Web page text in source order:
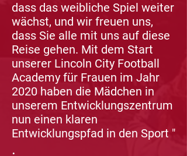
dass das weibliche Spiel weiter
wächst, und wir freuen uns,
dass Sie alle mit uns auf diese
Reise gehen. Mit dem Start
unserer Lincoln City Football
Academy für Frauen im Jahr
2020 haben die Mädchen in
unserem Entwicklungszentrum
nun einen klaren
Entwicklungspfad in den Sport "
.